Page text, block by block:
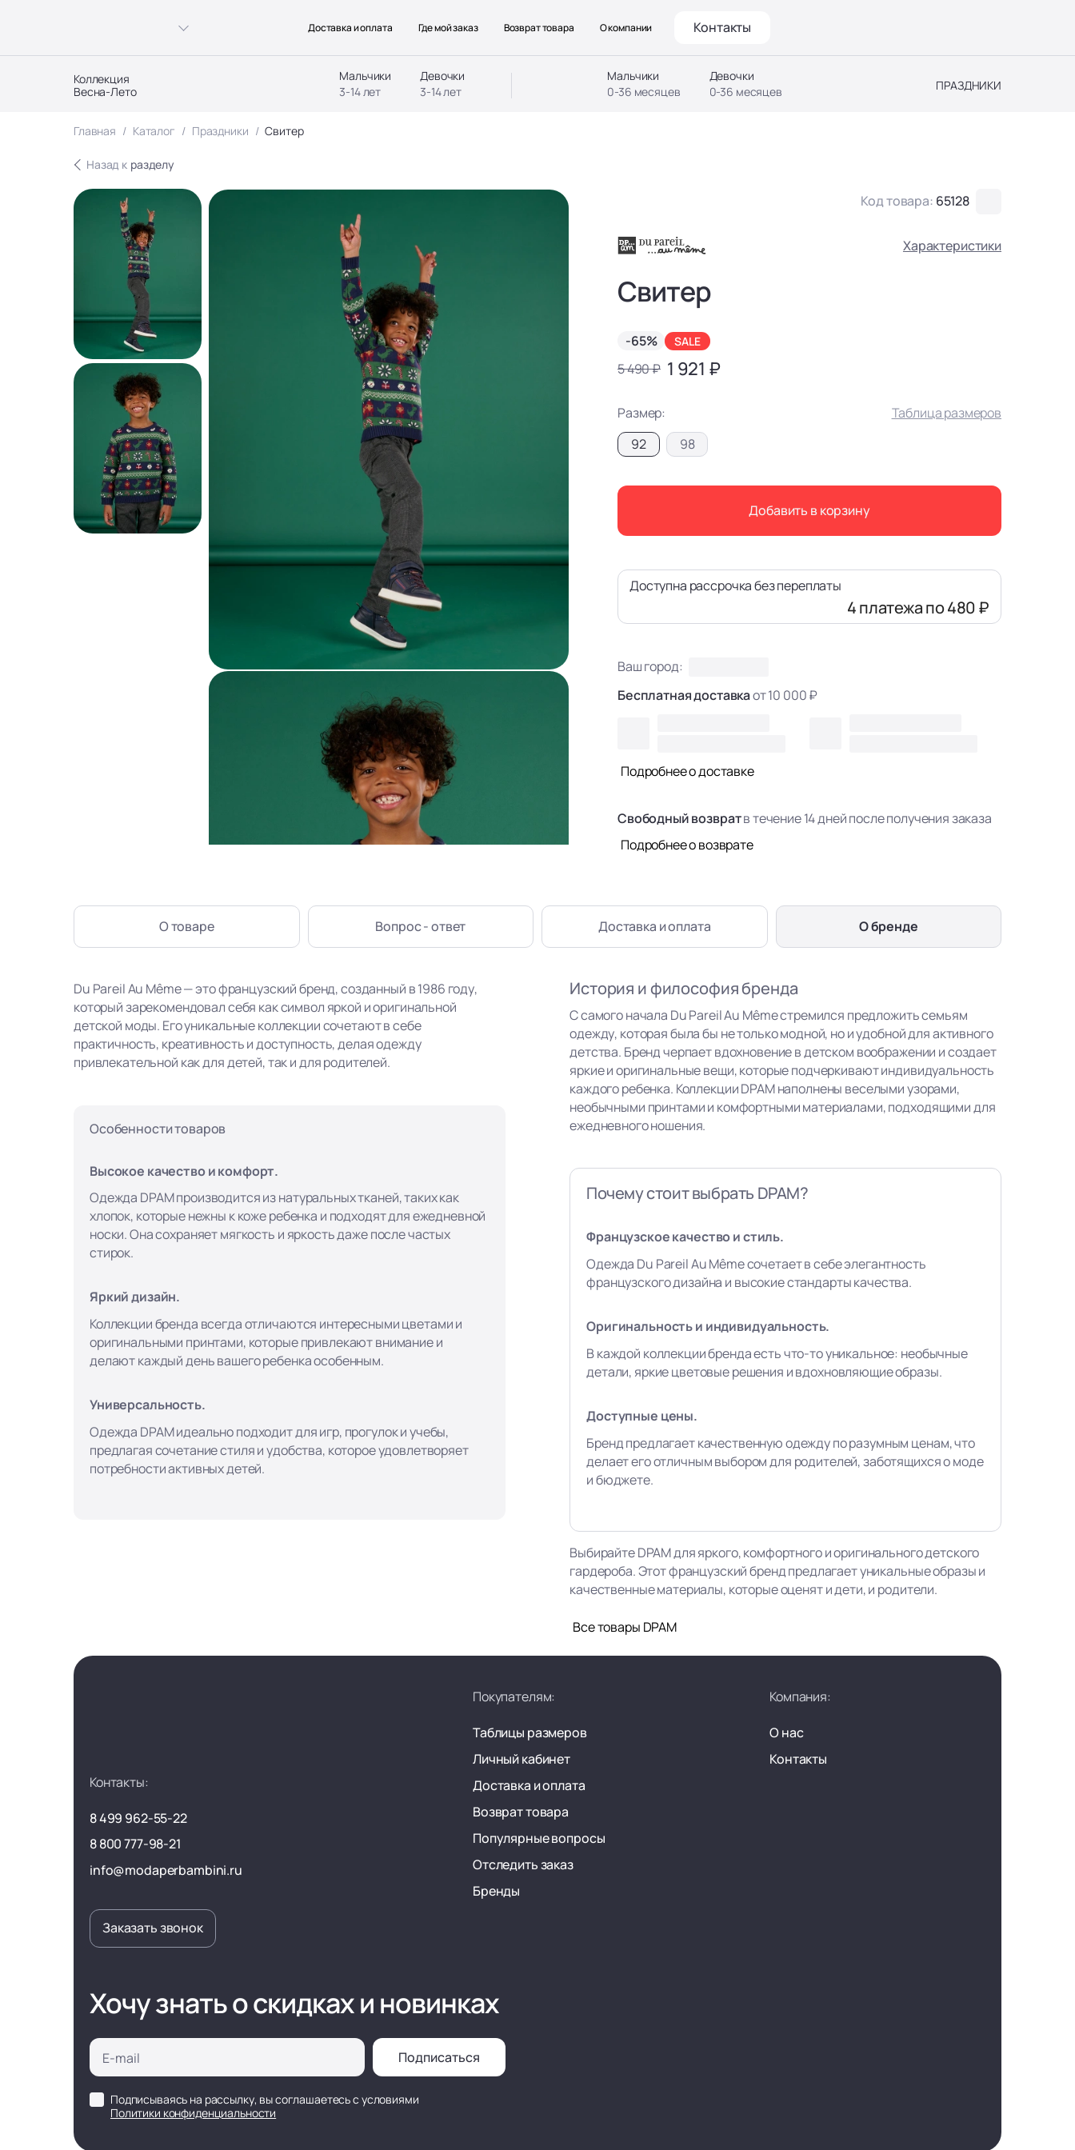
Коллекция
Весна-Лето
Мальчики
3-14 лет
Девочки
3-14 лет
Мальчики
0-36 месяцев
Девочки
0-36 месяцев
ПРАЗДНИКИ
Доставка и оплата Где мой заказ Возврат товара О компании Контакты
Главная Каталог Праздники Свитер
Назад к разделу
Код товара: 65128
Характеристики
Свитер
-65% SALE
5 490 ₽ 1 921 ₽
Размер:
Таблица размеров
92
98
Добавить в корзину
Доступна рассрочка без переплаты
4 платежапо 480 ₽
Ваш город:
Бесплатная доставкаот 10 000 ₽
Подробнее о доставке
Свободный возвратв течение 14 дней после получения заказа
Подробнее о возврате
О товаре Вопрос - ответ Доставка и оплата О бренде
Du Pareil Au Même — это французский бренд, созданный в 1986 году,
который зарекомендовал себя как символ яркой и оригинальной
детской моды. Его уникальные коллекции сочетают в себе
практичность, креативность и доступность, делая одежду
привлекательной как для детей, так и для родителей.
Особенности товаров
Высокое качество и комфорт.
Одежда DPAM производится из натуральных тканей, таких как
хлопок, которые нежны к коже ребенка и подходят для ежедневной
носки. Она сохраняет мягкость и яркость даже после частых
стирок.
Яркий дизайн.
Коллекции бренда всегда отличаются интересными цветами и
оригинальными принтами, которые привлекают внимание и
делают каждый день вашего ребенка особенным.
Универсальность.
Одежда DPAM идеально подходит для игр, прогулок и учебы,
предлагая сочетание стиля и удобства, которое удовлетворяет
потребности активных детей.
История и философия бренда
С самого начала Du Pareil Au Même стремился предложить семьям
одежду, которая была бы не только модной, но и удобной для активного
детства. Бренд черпает вдохновение в детском воображении и создает
яркие и оригинальные вещи, которые подчеркивают индивидуальность
каждого ребенка. Коллекции DPAM наполнены веселыми узорами,
необычными принтами и комфортными материалами, подходящими для
ежедневного ношения.
Почему стоит выбрать DPAM?
Французское качество и стиль.
Одежда Du Pareil Au Même сочетает в себе элегантность
французского дизайна и высокие стандарты качества.
Оригинальность и индивидуальность.
В каждой коллекции бренда есть что-то уникальное: необычные
детали, яркие цветовые решения и вдохновляющие образы.
Доступные цены.
Бренд предлагает качественную одежду по разумным ценам, что
делает его отличным выбором для родителей, заботящихся о моде
и бюджете.
Выбирайте DPAM для яркого, комфортного и оригинального детского
гардероба. Этот французский бренд предлагает уникальные образы и
качественные материалы, которые оценят и дети, и родители.
Все товары DPAM
Контакты:
8 499 962-55-22
8 800 777-98-21
info@modaperbambini.ru
Заказать звонок
Покупателям:
Таблицы размеров
Личный кабинет
Доставка и оплата
Возврат товара
Популярные вопросы
Отследить заказ
Бренды
Компания:
О нас
Контакты
Хочу знать о скидках и новинках
Подписаться
Подписываясь на рассылку, вы соглашаетесь с условиями
Политики конфиденциальности